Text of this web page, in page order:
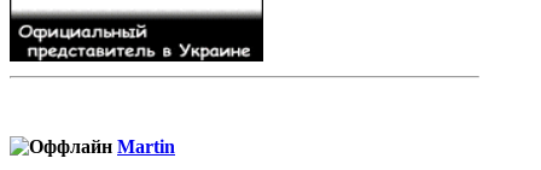
Martin